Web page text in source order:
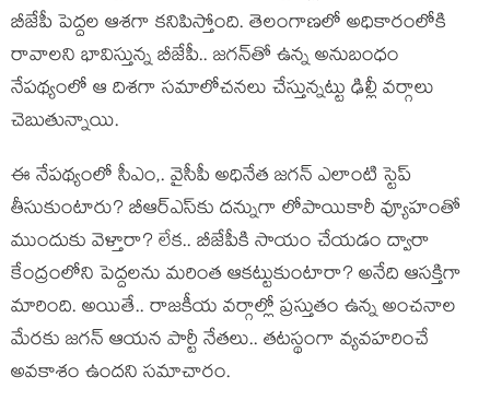
బీజేపీ పెద్ద‌ల ఆశ‌గా క‌నిపిస్తోంది. తెలంగాణ‌లో అధికారంలోకి
రావాల‌ని భావిస్తున్న బీజేపీ.. జ‌గ‌న్‌తో ఉన్న అనుబంధం
నేప‌థ్యంలో ఆ దిశ‌గా స‌మాలోచ‌న‌లు చేస్తున్న‌ట్టు ఢిల్లీ వ‌ర్గాలు
చెబుతున్నాయి.
ఈ నేప‌థ్యంలో సీఎం,. వైసీపీ అధినేత జ‌గ‌న్ ఎలాంటి స్టెప్
తీసుకుంటారు? బీఆర్ఎస్‌కు ద‌న్నుగా లోపాయికారీ వ్యూహంతో
ముందుకు వెళ్తారా? లేక‌.. బీజేపీకి సాయం చేయ‌డం ద్వారా
కేంద్రంలోని పెద్ద‌ల‌ను మ‌రింత ఆక‌ట్టుకుంటారా? అనేది ఆస‌క్తిగా
మారింది. అయితే.. రాజ‌కీయ వ‌ర్గాల్లో ప్ర‌స్తుతం ఉన్న అంచ‌నాల
మేర‌కు జ‌గ‌న్ ఆయ‌న పార్టీ నేత‌లు.. త‌ట‌స్థంగా వ్య‌వ‌హ‌రించే
అవ‌కాశం ఉంద‌ని స‌మాచారం.